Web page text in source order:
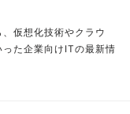
仮想化技術やクラウ
った企業向けITの最新情